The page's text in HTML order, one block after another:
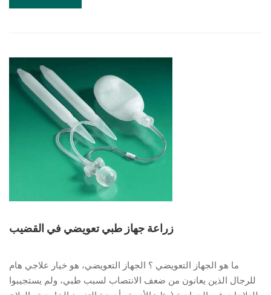
MORE
الجنسية
زراعة جهاز طبي تعويضي في القضيب
ما هو الجهاز التعويضي ؟ الجهاز التعويضي، هو خيار علاجي هام
للرجال الذين يعانون من ضعف الانتصاب لسبب طبي، ولم يستجيبوا